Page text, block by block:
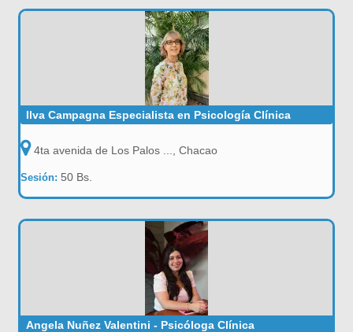
Ilva Campagna Especialista en Psicología Clínica
4ta avenida de Los Palos ..., Chacao
Sesión: 50 Bs.
Angela Nuñez Valentini - Psicóloga Clínica